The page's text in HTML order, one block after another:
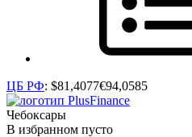
ЦБ РФ: $81,4077€94,0585
Чебоксары
В избранном пусто